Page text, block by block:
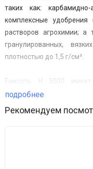
таких как:
комплексные удобрения
растворов агрохимии; а
гранулированных,
плотностью до 1,5 г/см³
Емкость H 5000
имеет
горловины, что
Диаметр горловины
крышки 457 мм.
подробнее
Рекомендуем